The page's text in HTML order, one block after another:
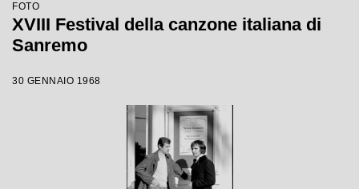
FOTO
XVIII Festival della canzone italiana di
Sanremo
30 GENNAIO 1968